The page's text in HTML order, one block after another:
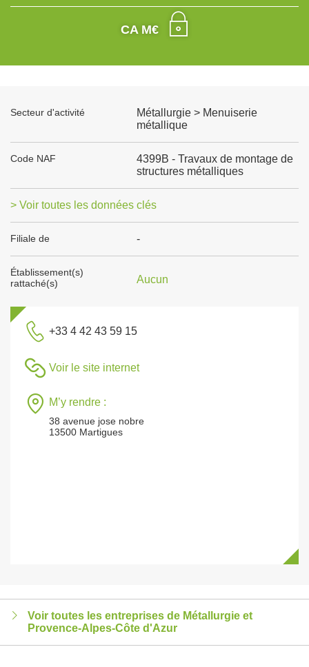
CA M€
Secteur d'activité
Métallurgie > Menuiserie
métallique
Code NAF
4399B - Travaux de montage de
structures métalliques
> Voir toutes les données clés
Filiale de -
Établissement(s)
rattaché(s)
Aucun
+33 4 42 43 59 15
Voir le site internet
M’y rendre :
38 avenue jose nobre
13500 Martigues
Voir toutes les entreprises de Métallurgie et
Provence-Alpes-Côte d'Azur